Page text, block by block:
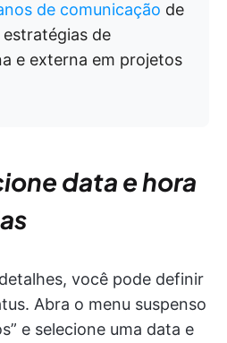
de comunicação de
de
e externa em projetos
data e hora
você pode definir
Abra o menu suspenso
e selecione uma data e